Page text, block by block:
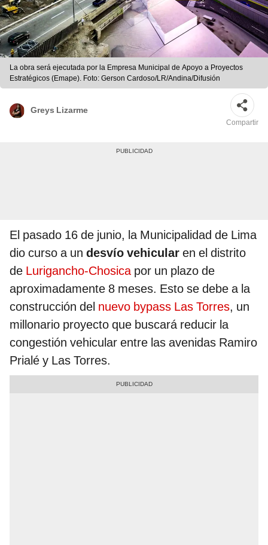
La obra será ejecutada por la Empresa Municipal de Apoyo a Proyectos
Estratégicos (Emape). Foto: Gerson Cardoso/LR/Andina/Difusión
Greys Lizarme
Compartir
El pasado 16 de junio, la Municipalidad de Lima
dio curso a un desvío vehicular en el distrito
de Lurigancho-Chosicapor un plazo de
aproximadamente 8 meses. Esto se debe a la
construcción del nuevo bypass Las Torres, un
millonario proyecto que buscará reducir la
congestión vehicular entre las avenidas Ramiro
Prialé y Las Torres.